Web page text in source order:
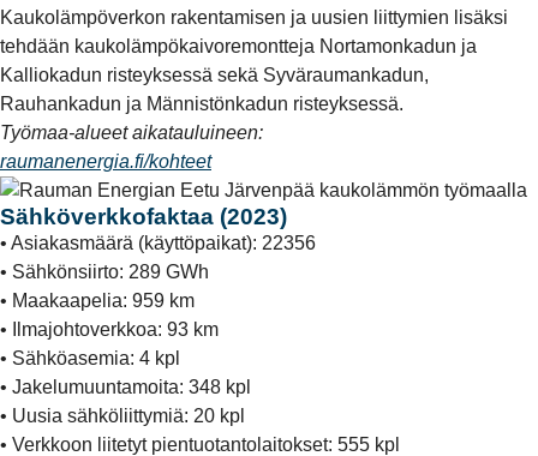
Kaukolämpöverkon rakentamisen ja uusien liittymien lisäksi
tehdään kaukolämpökaivoremontteja Nortamonkadun ja
Kalliokadun risteyksessä sekä Syväraumankadun,
Rauhankadun ja Männistönkadun risteyksessä.
Työmaa-alueet aikatauluineen:
raumanenergia.fi/kohteet
Sähköverkkofaktaa (2023)
• Asiakasmäärä (käyttöpaikat): 22356
• Sähkönsiirto: 289 GWh
• Maakaapelia: 959 km
• Ilmajohtoverkkoa: 93 km
• Sähköasemia: 4 kpl
• Jakelumuuntamoita: 348 kpl
• Uusia sähköliittymiä: 20 kpl
• Verkkoon liitetyt pientuotantolaitokset: 555 kpl